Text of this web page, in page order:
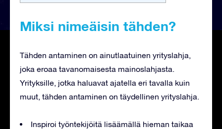
Miksi nimeäisin tähden?
Tähden antaminen on ainutlaatuinen yrityslahja,
joka eroaa tavanomaisesta mainoslahjasta.
Yrityksille, jotka haluavat ajatella eri tavalla kuin
muut, tähden antaminen on täydellinen yrityslahja.
Inspiroi työntekijöitä lisäämällä hieman taikaa